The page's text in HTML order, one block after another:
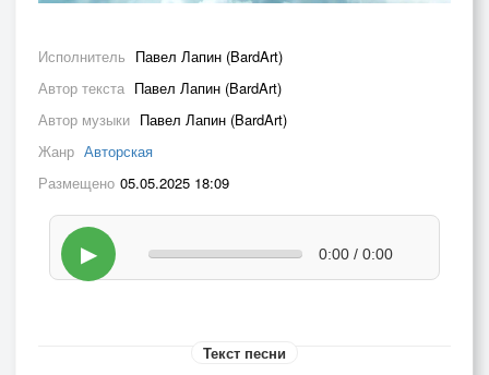
Исполнитель Павел Лапин (BardArt)
Автор текста Павел Лапин (BardArt)
Автор музыки Павел Лапин (BardArt)
Жанр Авторская
Размещено 05.05.2025 18:09
▶ 0:00 / 0:00
Текст песни